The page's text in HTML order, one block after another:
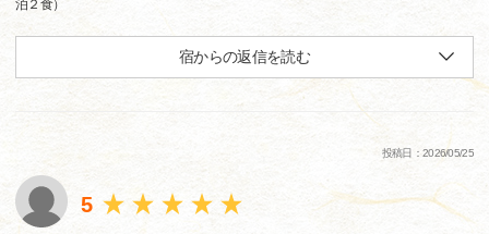
泊２食）
宿からの返信を読む
投稿日：2026/05/25
5